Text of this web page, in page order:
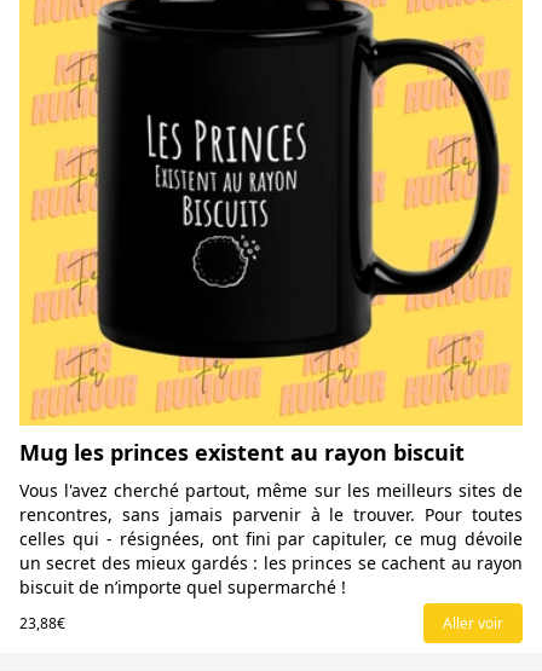
Mug les princes existent au rayon biscuit
Vous l'avez cherché partout, même sur les meilleurs sites de
rencontres, sans jamais parvenir à le trouver. Pour toutes
celles qui - résignées, ont fini par capituler, ce mug dévoile
un secret des mieux gardés : les princes se cachent au rayon
biscuit de n’importe quel supermarché !
23,88€ Aller voir